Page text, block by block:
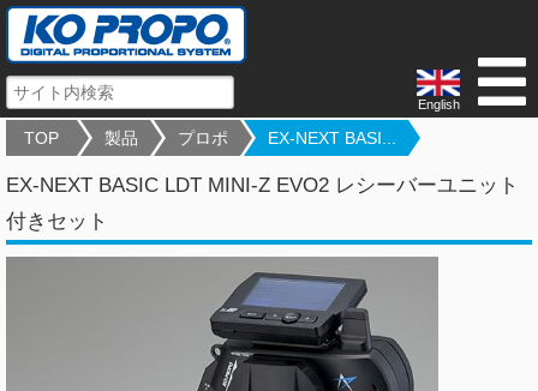
English
TOP 製品 プロポ EX-NEXT BASI...
EX-NEXT BASIC LDT MINI-Z EVO2 レシーバーユニット
付きセット